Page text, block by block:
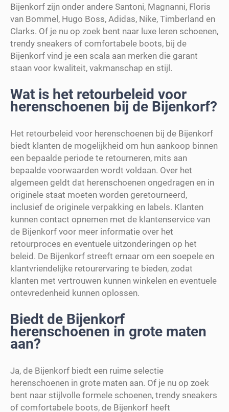
Bijenkorf zijn onder andere Santoni, Magnanni, Floris
van Bommel, Hugo Boss, Adidas, Nike, Timberland en
Clarks. Of je nu op zoek bent naar luxe leren schoenen,
trendy sneakers of comfortabele boots, bij de
Bijenkorf vind je een scala aan merken die garant
staan voor kwaliteit, vakmanschap en stijl.
Wat is het retourbeleid voor
herenschoenen bij de Bijenkorf?
Het retourbeleid voor herenschoenen bij de Bijenkorf
biedt klanten de mogelijkheid om hun aankoop binnen
een bepaalde periode te retourneren, mits aan
bepaalde voorwaarden wordt voldaan. Over het
algemeen geldt dat herenschoenen ongedragen en in
originele staat moeten worden geretourneerd,
inclusief de originele verpakking en labels. Klanten
kunnen contact opnemen met de klantenservice van
de Bijenkorf voor meer informatie over het
retourproces en eventuele uitzonderingen op het
beleid. De Bijenkorf streeft ernaar om een soepele en
klantvriendelijke retourervaring te bieden, zodat
klanten met vertrouwen kunnen winkelen en eventuele
ontevredenheid kunnen oplossen.
Biedt de Bijenkorf
herenschoenen in grote maten
aan?
Ja, de Bijenkorf biedt een ruime selectie
herenschoenen in grote maten aan. Of je nu op zoek
bent naar stijlvolle formele schoenen, trendy sneakers
of comfortabele boots, de Bijenkorf heeft